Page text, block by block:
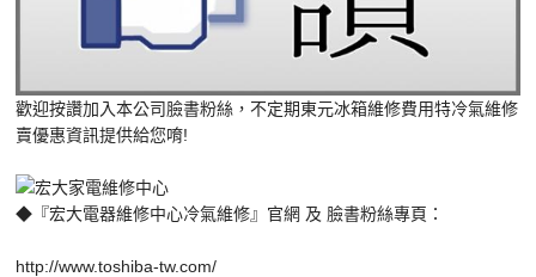
歡迎按讚加入本公司臉書粉絲，不定期東元冰箱維修費用特冷氣維修
賣優惠資訊提供給您唷!
◆『宏大電器維修中心冷氣維修』官網 及 臉書粉絲專頁：
http://www.toshiba-tw.com/